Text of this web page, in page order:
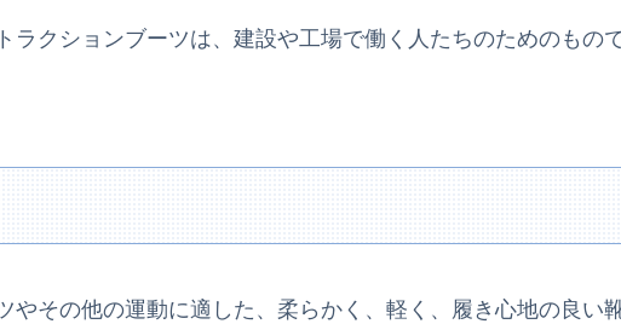
ラクションブーツは、建設や工場で働く人たちのためのもの
やその他の運動に適した、柔らかく、軽く、履き心地の良い